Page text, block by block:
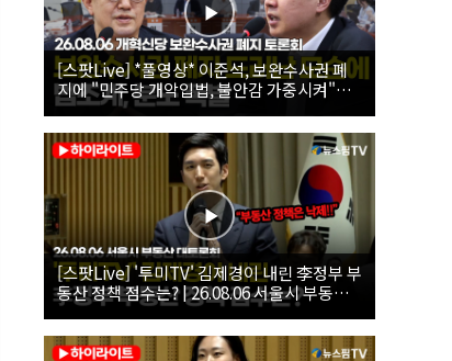
[스팟Live] *풀영상* 이준석, 보완수사권 폐
지에 "민주당 개악입법, 불안감 가중시켜"｜
26.08.06 개혁신당 보완수사권 폐지 토론회
[스팟Live] '투미TV' 김제경이 내린 李정부 부
동산 정책 점수는? | 26.08.06 서울시 부동산
대토론회